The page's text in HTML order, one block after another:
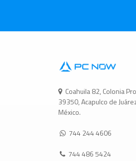
Coahuila 82, Colonia
39350, Acapulco de
México.
744 244 4606
744 486 5424